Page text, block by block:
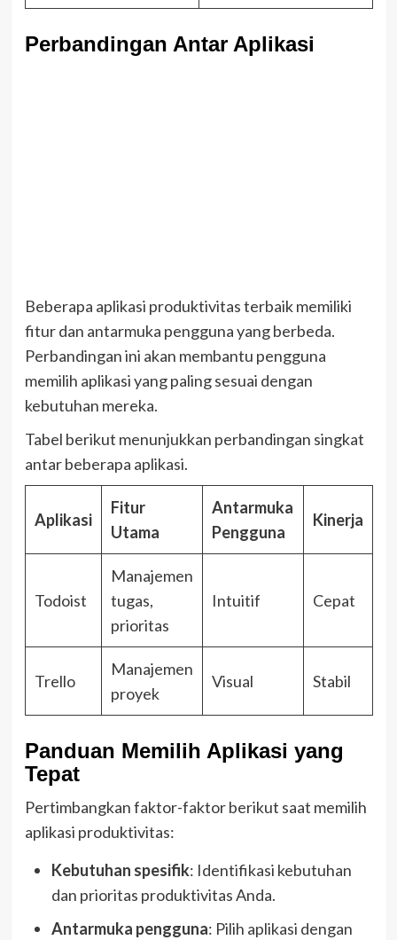
Perbandingan Antar Aplikasi
Beberapa aplikasi produktivitas terbaik memiliki
fitur dan antarmuka pengguna yang berbeda.
Perbandingan ini akan membantu pengguna
memilih aplikasi yang paling sesuai dengan
kebutuhan mereka.
Tabel berikut menunjukkan perbandingan singkat
antar beberapa aplikasi.
Aplikasi
Fitur
Utama
Antarmuka
Pengguna
Kinerja
Todoist
Manajemen
tugas,
prioritas
Intuitif Cepat
Trello
Manajemen
proyek
Visual Stabil
Panduan Memilih Aplikasi yang
Tepat
Pertimbangkan faktor-faktor berikut saat memilih
aplikasi produktivitas:
Kebutuhan spesifik: Identifikasi kebutuhan
dan prioritas produktivitas Anda.
Antarmuka pengguna: Pilih aplikasi dengan